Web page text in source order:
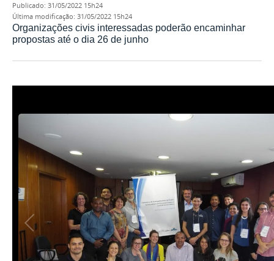
publicado: 31/05/2022 15h24
última modificação: 31/05/2022 15h24
Organizações civis interessadas poderão encaminhar
propostas até o dia 26 de junho